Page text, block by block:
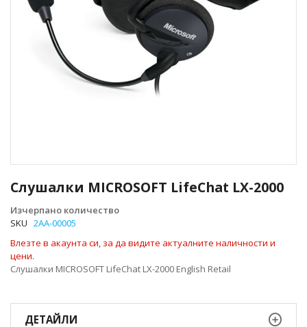
Слушалки MICROSOFT LifeChat LX-2000
Изчерпано количество
SKU 2AA-00005
Влезте в акаунта си, за да видите актуалните наличности и
цени.
Слушалки MICROSOFT LifeChat LX-2000 English Retail
към
началото
на
галерия
снимки
ДЕТАЙЛИ